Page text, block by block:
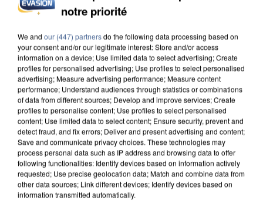
L’UN DES FONDATEURS SUPPOSÉS DE LA DZ
notre priorité
We and our (447) partnersdo the following data processing based on
your consent and/or our legitimate interest: Store and/or access
information on a device; Use limited data to select advertising; Create
profiles for personalised advertising; Use profiles to select personalised
advertising; Measure advertising performance; Measure content
performance; Understand audiences through statistics or combinations
of data from different sources; Develop and improve services; Create
profiles to personalise content; Use profiles to select personalised
content; Use limited data to select content; Ensure security, prevent and
detect fraud, and fix errors; Deliver and present advertising and content;
Save and communicate privacy choices. These technologies may
process personal data such as IP address and browsing data to offer
following functionalities: Identify devices based on information actively
requested; Use precise geolocation data; Match and combine data from
other data sources; Link different devices; Identify devices based on
information transmitted automatically.